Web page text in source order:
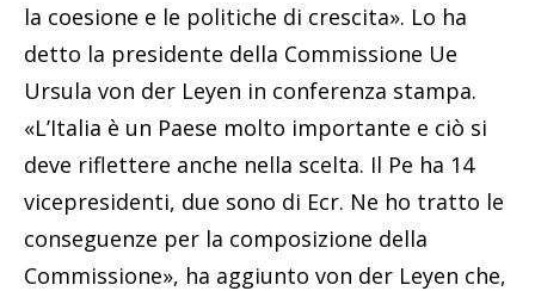
la coesione e le politiche di crescita». Lo ha
detto la presidente della Commissione Ue
Ursula von der Leyen in conferenza stampa.
«L’Italia è un Paese molto importante e ciò si
deve riflettere anche nella scelta. Il Pe ha 14
vicepresidenti, due sono di Ecr. Ne ho tratto le
conseguenze per la composizione della
Commissione», ha aggiunto von der Leyen che,